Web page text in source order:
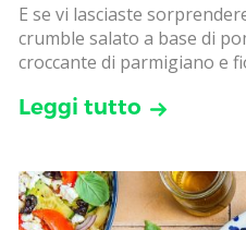
E se vi lasciaste
crumble salato a base di
croccante di parmigiano e
Leggi tutto